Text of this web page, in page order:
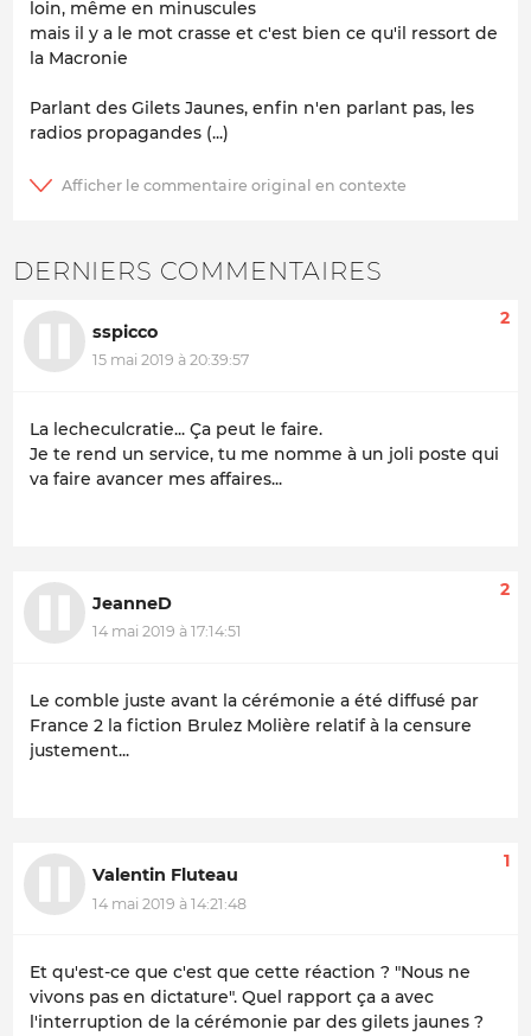
loin, même en minuscules
mais il y a le mot crasse et c'est bien ce qu'il ressort de
la Macronie
Parlant des Gilets Jaunes, enfin n'en parlant pas, les
radios propagandes (...)
DERNIERS COMMENTAIRES
sspicco
15 mai 2019 à 20:39:57
2
La lecheculcratie... Ça peut le faire.
Je te rend un service, tu me nomme à un joli poste qui
va faire avancer mes affaires...
JeanneD
14 mai 2019 à 17:14:51
2
Le comble juste avant la cérémonie a été diffusé par
France 2 la fiction Brulez Molière relatif à la censure
justement...
Valentin Fluteau
14 mai 2019 à 14:21:48
1
Et qu'est-ce que c'est que cette réaction ? "Nous ne
vivons pas en dictature". Quel rapport ça a avec
l'interruption de la cérémonie par des gilets jaunes ?